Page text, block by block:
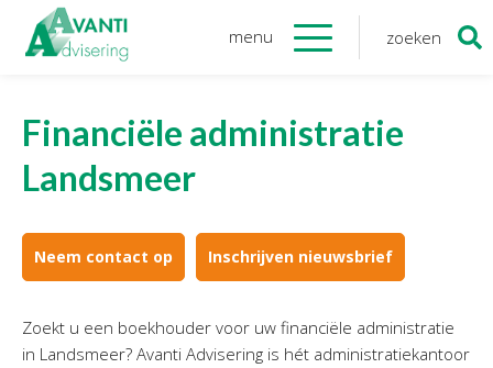
menu zoeken
Onze medewerkers
NOAB gecertificeerd
gegevensbescherming
Sponsoring
Onzediensten
Zoeken
Financiële administratie
Landsmeer
Neem contact op Inschrijven nieuwsbrief
Zoekt u een boekhouder voor uw financiële administratie
in Landsmeer? Avanti Advisering is hét administratiekantoor